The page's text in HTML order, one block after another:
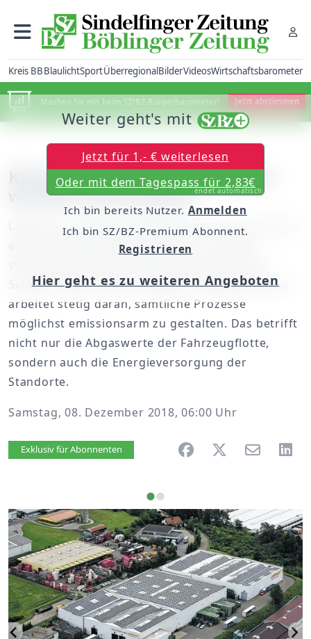
Kreis BBBlaulichtSportÜberregionalBilderVideosWirtschaftsbarometer
Machen Sie mit beim SZ/BZ-Bürgerbarometer! Jetzt abstimmen
Klimaschutz: CO2-Emissionen
werden neutralisiert
Logistik- und Transportbetriebe sind nicht nur ein
entscheidender Wirtschaftsmotor, sondern
Schuon GmbH stellt sich dieser Problematik und
arbeitet stetig daran, sämtliche Prozesse
möglichst emissionsarm zu gestalten. Das betrifft
nicht nur die Abgaswerte der Fahrzeugflotte,
sondern auch die Energieversorgung der
Standorte.
Samstag, 08. Dezember 2018, 06:00 Uhr
Artikel vorlesen
Exklusiv für Abonnenten
Weiter geht's mit
Jetzt für 1,- € weiterlesen
Oder mit dem Tagespass für 2,83€
endet automatisch
Ich bin bereits Nutzer. Anmelden
Ich bin SZ/BZ-Premium Abonnent.
Registrieren
Hier geht es zu weiteren Angeboten